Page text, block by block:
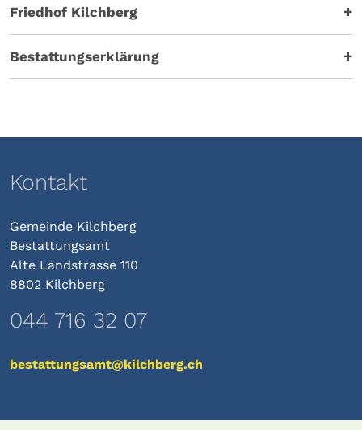
Friedhof Kilchberg
Bestattungserklärung
Kontakt
Gemeinde Kilchberg
Bestattungsamt
Alte Landstrasse 110
8802 Kilchberg
044 716 32 07
bestattungsamt@kilchberg.ch